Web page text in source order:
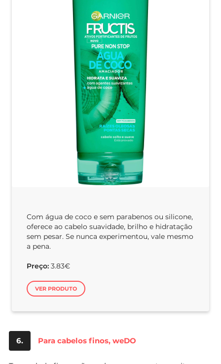
Com água de coco e sem parabenos ou silicone,
oferece ao cabelo suavidade, brilho e hidratação
sem pesar. Se nunca experimentou, vale mesmo
a pena.
Preço: 3.83€
VER PRODUTO
6. Para cabelos finos, weDO